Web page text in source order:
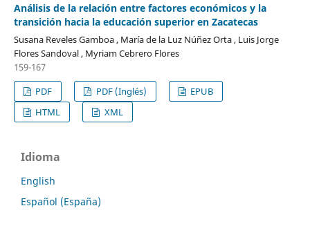
Análisis de la relación entre factores económicos y la
transición hacia la educación superior en Zacatecas
Susana Reveles Gamboa , María de la Luz Núñez Orta , Luis Jorge
Flores Sandoval , Myriam Cebrero Flores
159-167
PDF
PDF (Inglés)
EPUB
HTML
XML
Idioma
English
Español (España)